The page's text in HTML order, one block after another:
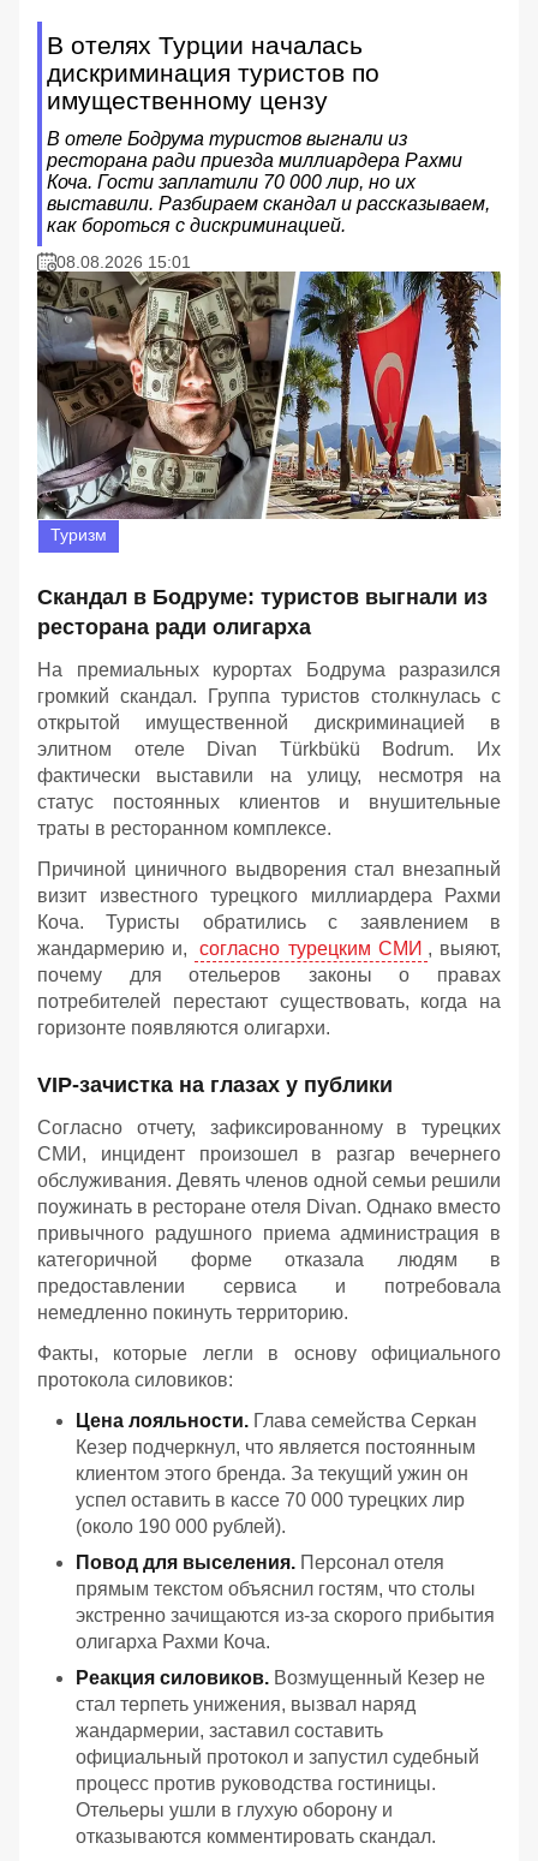
В отелях Турции началась
дискриминация туристов по
имущественному цензу
В отеле Бодрума туристов выгнали из
ресторана ради приезда миллиардера Рахми
Коча. Гости заплатили 70 000 лир, но их
выставили. Разбираем скандал и рассказываем,
как бороться с дискриминацией.
08.08.2026 15:01
Туризм
Скандал в Бодруме: туристов выгнали из
ресторана ради олигарха
На премиальных курортах Бодрума разразился
громкий скандал. Группа туристов столкнулась с
открытой имущественной дискриминацией в
элитном отеле Divan Türkbükü Bodrum. Их
фактически выставили на улицу, несмотря на
статус постоянных клиентов и внушительные
траты в ресторанном комплексе.
Причиной циничного выдворения стал внезапный
визит известного турецкого миллиардера Рахми
Коча. Туристы обратились с заявлением в
жандармерию и,
согласно турецким СМИ , выяют,
почему для отельеров законы о правах
потребителей перестают существовать, когда на
горизонте появляются олигархи.
VIP-зачистка на глазах у публики
Согласно отчету, зафиксированному в турецких
СМИ, инцидент произошел в разгар вечернего
обслуживания. Девять членов одной семьи решили
поужинать в ресторане отеля Divan. Однако вместо
привычного радушного приема администрация в
категоричной форме отказала людям в
предоставлении сервиса и потребовала
немедленно покинуть территорию.
Факты, которые легли в основу официального
протокола силовиков:
Цена лояльности. Глава семейства Серкан
Кезер подчеркнул, что является постоянным
клиентом этого бренда. За текущий ужин он
успел оставить в кассе 70 000 турецких лир
(около 190 000 рублей).
Повод для выселения. Персонал отеля
прямым текстом объяснил гостям, что столы
экстренно зачищаются из-за скорого прибытия
олигарха Рахми Коча.
Реакция силовиков. Возмущенный Кезер не
стал терпеть унижения, вызвал наряд
жандармерии, заставил составить
официальный протокол и запустил судебный
процесс против руководства гостиницы.
Отельеры ушли в глухую оборону и
отказываются комментировать скандал.